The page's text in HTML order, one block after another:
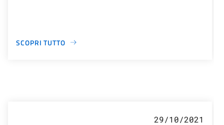
SCOPRI TUTTO
29/10/2021